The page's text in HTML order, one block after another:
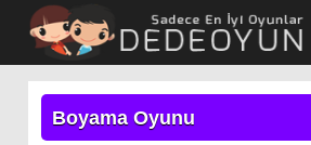
Boyama Oyunu